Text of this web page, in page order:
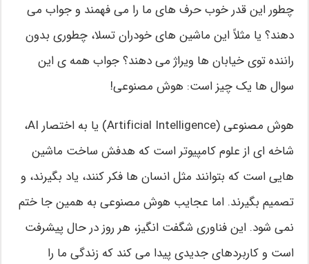
چطور این قدر خوب حرف های ما را می فهمند و جواب می
دهند؟ یا مثلاً این ماشین های خودران تسلا، چطوری بدون
راننده توی خیابان ها ویراژ می دهند؟ جواب همه ی این
سوال ها یک چیز است: هوش مصنوعی!
هوش مصنوعی (Artificial Intelligence) یا به اختصار AI،
شاخه ای از علوم کامپیوتر است که هدفش ساخت ماشین
هایی است که بتوانند مثل انسان ها فکر کنند، یاد بگیرند، و
تصمیم بگیرند. اما عجایب هوش مصنوعی به همین جا ختم
نمی شود. این فناوری شگفت انگیز، هر روز در حال پیشرفت
است و کاربردهای جدیدی پیدا می کند که زندگی ما را